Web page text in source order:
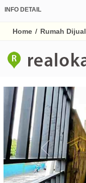
INFO DETAIL
Home / Rumah Dijual